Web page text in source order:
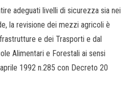
adeguati livelli di sicurezza sia nei
la revisione dei mezzi agricoli è
e dei Trasporti e dal
Alimentari e Forestali ai sensi
1992 n.285 con Decreto 20